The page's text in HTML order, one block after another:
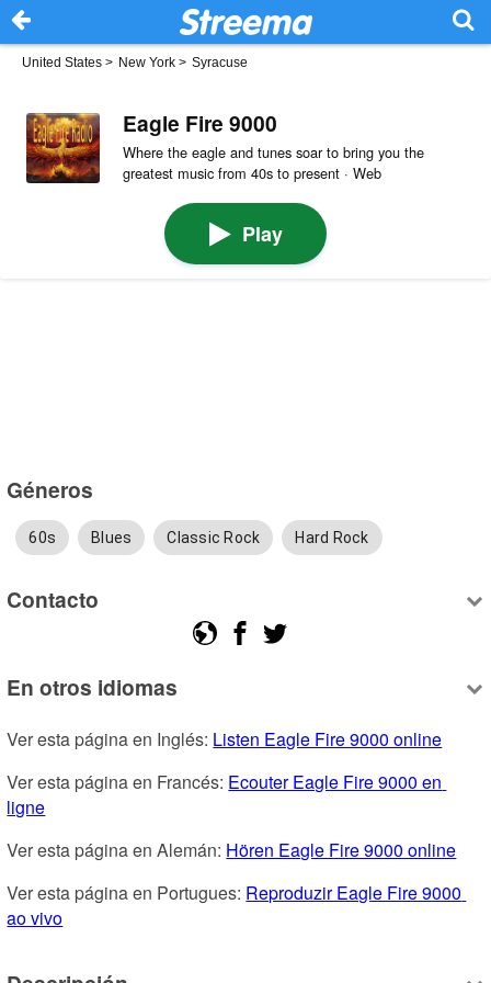
United States > New York > Syracuse
Eagle Fire 9000
Where the eagle and tunes soar to bring you the
greatest music from 40s to present · Web
Play
Géneros
60s Blues Classic Rock Hard Rock
Contacto
En otros idiomas
Ver esta página en Inglés: Listen Eagle Fire 9000 online
Ver esta página en Francés: Ecouter Eagle Fire 9000 en
ligne
Ver esta página en Alemán: Hören Eagle Fire 9000 online
Ver esta página en Portugues: Reproduzir Eagle Fire 9000
ao vivo